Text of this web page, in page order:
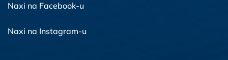
Naxi na Facebook-u
Naxi na Instagram-u